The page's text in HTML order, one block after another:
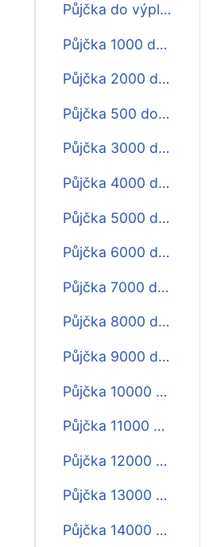
Půjčka do výplaty
Půjčka 1000 do výplaty
Půjčka 2000 do výplaty
Půjčka 500 do výplaty
Půjčka 3000 do výplaty
Půjčka 4000 do výplaty
Půjčka 5000 do výplaty
Půjčka 6000 do výplaty
Půjčka 7000 do výplaty
Půjčka 8000 do výplaty
Půjčka 9000 do výplaty
Půjčka 10000 do výplaty
Půjčka 11000 do výplaty
Půjčka 12000 do výplaty
Půjčka 13000 do výplaty
Půjčka 14000 do výplaty